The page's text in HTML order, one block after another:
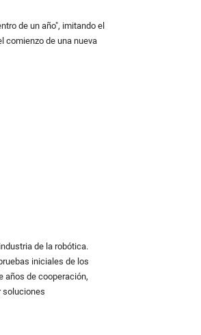
de un año", imitando el
comienzo de una nueva
de la robótica.
iniciales de los
años de cooperación,
soluciones